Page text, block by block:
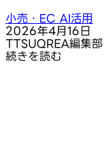
小売・EC AI活用
2026年4月16日
TTSUQREA編集部
続きを読む